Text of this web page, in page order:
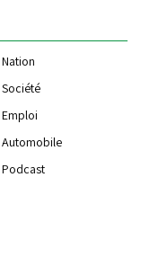
Nation
Société
Emploi
Automobile
Podcast